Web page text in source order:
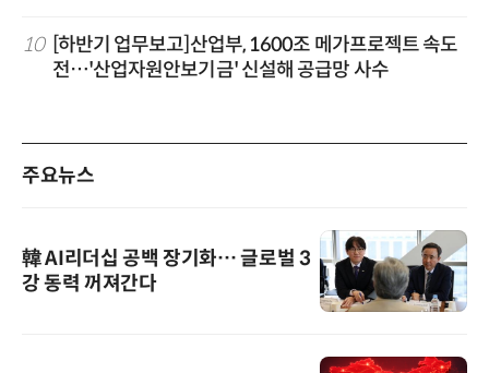
10 [하반기 업무보고]산업부, 1600조 메가프로젝트 속도
전…'산업자원안보기금' 신설해 공급망 사수
주요뉴스
韓 AI리더십 공백 장기화… 글로벌 3
강 동력 꺼져간다